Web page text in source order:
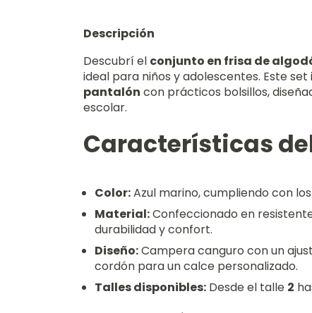
Descripción
Descubrí el conjunto en frisa de
ideal para niños y adolescentes. Este set
pantalón con prácticos bolsillos,
escolar.
Características
Color:Azul marino, cumpliendo con
Material:Confeccionado en
durabilidad y confort.
Diseño:Campera canguro con un
cordón para un calce personalizado.
Talles disponibles: Desde el talle 2